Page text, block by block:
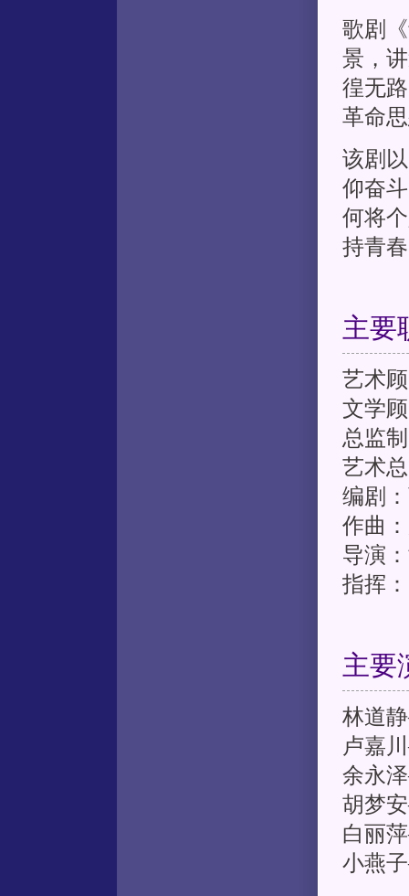
歌剧
景，
徨无
革命
该剧
仰奋
何将
持青
主要
艺术
文学
总监
艺术
编剧
作曲
导演
指挥
主要
林道
卢嘉
余永
胡梦
白丽
小燕